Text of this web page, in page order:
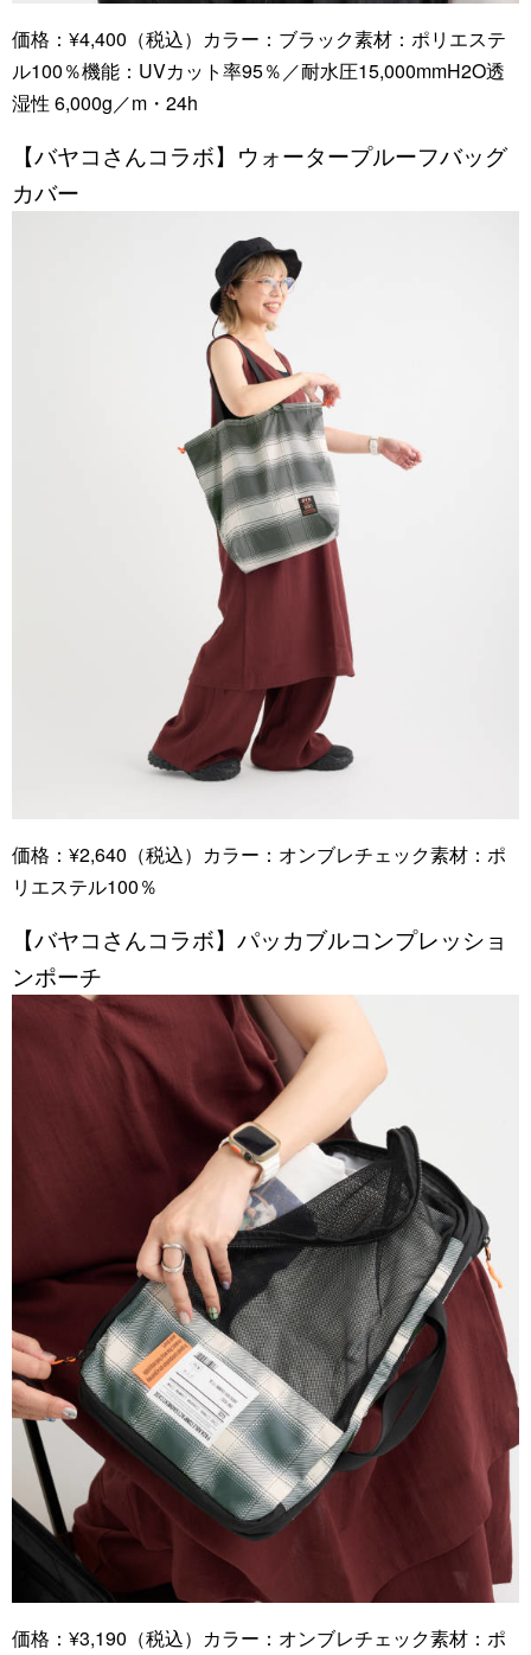
価格：¥4,400（税込）カラー：ブラック素材：ポリエステ
ル100％機能：UVカット率95％／耐水圧15,000mmH2O透
湿性 6,000g／m・24h
【バヤコさんコラボ】ウォータープルーフバッグ
カバー
価格：¥2,640（税込）カラー：オンブレチェック素材：ポ
リエステル100％
【バヤコさんコラボ】パッカブルコンプレッショ
ンポーチ
価格：¥3,190（税込）カラー：オンブレチェック素材：ポ